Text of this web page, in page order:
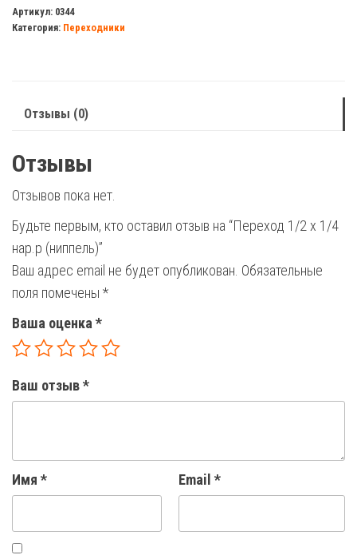
1/2
х
Артикул: 0344
Категория: Переходники
Отзывы (0)
Отзывы
Отзывов пока нет.
Будьте первым, кто оставил отзыв на “Переход 1/2 х 1/4
нар.р (ниппель)”
Ваш адрес email не будет опубликован. Обязательные
поля помечены *
Ваша оценка *
Ваш отзыв*
Имя * Email *